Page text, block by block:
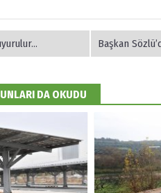
Başkan Sözlü’den
DA OKUDU